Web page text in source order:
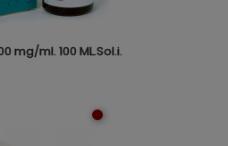
mg/ml. 100 ML.Sol.i.